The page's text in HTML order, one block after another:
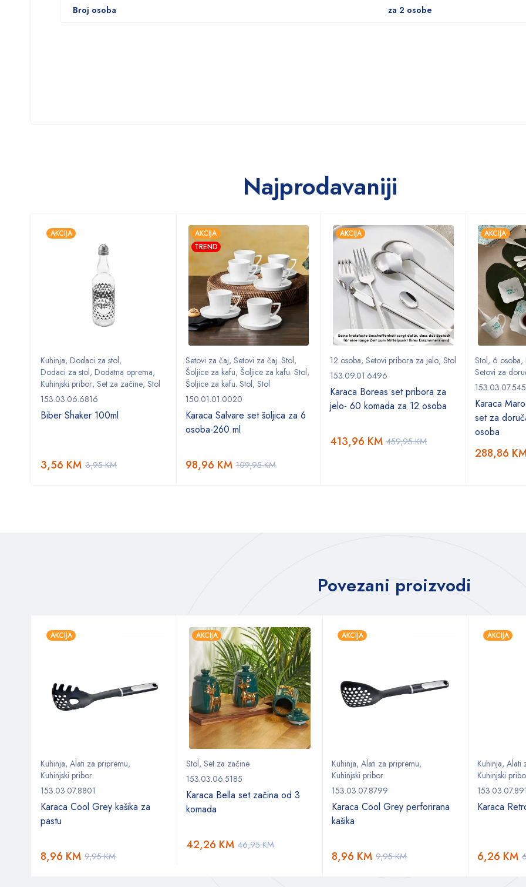
Broj osoba za 2 osobe
Najprodavaniji
AKCIJA
Kuhinja, Dodaci za stol,
Dodaci za stol, Dodatna oprema,
Kuhinjski pribor, Set za začine, Stol
153.03.06.6816
Biber Shaker 100ml
3,95KM
3,56 KM
AKCIJA
TREND
Setovi za čaj, Setovi za čaj. Stol,
Šoljice za kafu, Šoljice za kafu. Stol,
Šoljice za kafu. Stol, Stol
150.01.01.0020
Karaca Salvare set šoljica za 6
osoba-260 ml
109,95KM
98,96 KM
AKCIJA
12 osoba, Setovi pribora za jelo, Stol
153.09.01.6496
Karaca Boreas set pribora za
jelo- 60 komada za 12 osoba
459,95KM
413,96 KM
AKCIJA
Stol, 6 osoba,
Setovi za
Karaca
set za
osoba
288,86
Povezani proizvodi
AKCIJA
Kuhinja, Alati za pripremu,
Kuhinjski pribor
153.03.07.8801
Karaca Cool Grey kašika za
pastu
9,95KM
8,96 KM
AKCIJA
Stol, Set za začine
153.03.06.5185
Karaca Bella set začina od 3
komada
46,95KM
42,26 KM
AKCIJA
Kuhinja, Alati za pripremu,
Kuhinjski pribor
153.03.07.8799
Karaca Cool Grey perforirana
kašika
9,95KM
8,96 KM
AKCIJA
Kuhinja, Alati
Kuhinjski
Karaca
6,26 KM